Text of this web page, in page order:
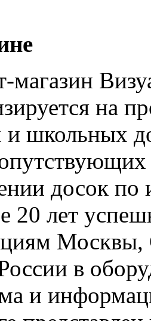
магазин
на
школьных
досок по
20 лет
Москвы,
в
и